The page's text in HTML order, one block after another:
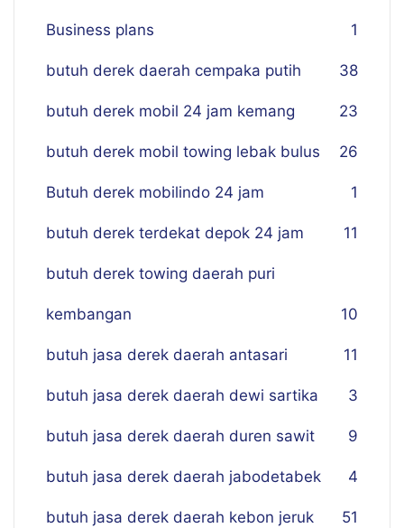
Business plans 1
butuh derek daerah cempaka putih 38
butuh derek mobil 24 jam kemang 23
butuh derek mobil towing lebak bulus 26
Butuh derek mobilindo 24 jam 1
butuh derek terdekat depok 24 jam 11
butuh derek towing daerah puri
kembangan 10
butuh jasa derek daerah antasari 11
butuh jasa derek daerah dewi sartika 3
butuh jasa derek daerah duren sawit 9
butuh jasa derek daerah jabodetabek 4
butuh jasa derek daerah kebon jeruk 51